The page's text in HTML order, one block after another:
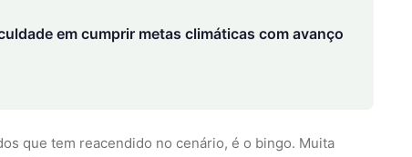
em cumprir metas climáticas com avanço
que tem reacendido no cenário, é o bingo. Muita